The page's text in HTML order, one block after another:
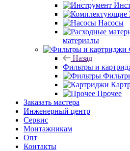
Насосы
материалы
Назад
Фильтры и
Прочее
Заказать мастера
Инженерный центр
Сервис
Монтажникам
Опт
Контакты